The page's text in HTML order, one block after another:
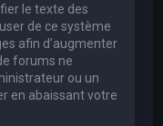
le texte des
de ce système
afin d’augmenter
forums ne
ou un
en abaissant votre